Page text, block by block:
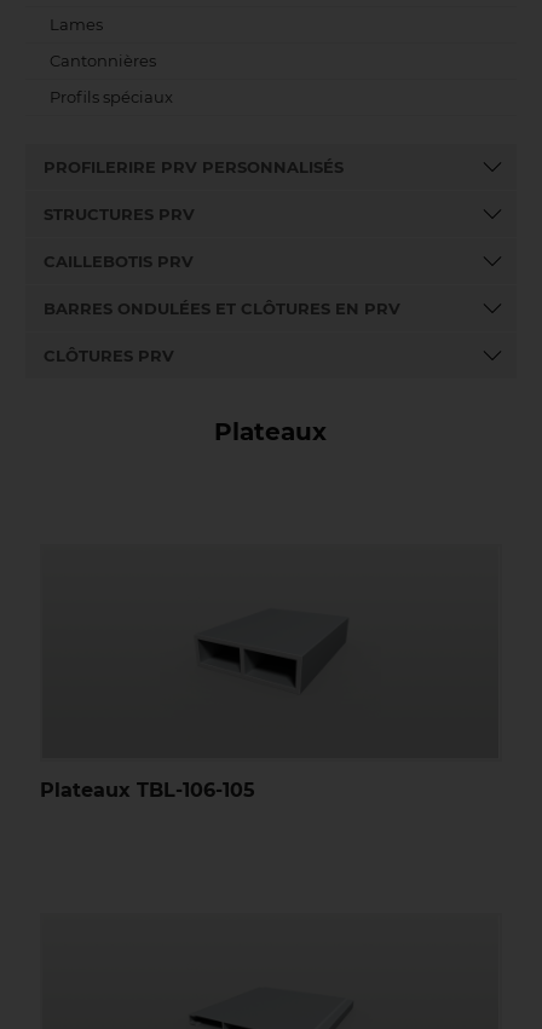
Lames
Cantonnières
Profils spéciaux
PROFILERIRE PRV PERSONNALISÉS
STRUCTURES PRV
CAILLEBOTIS PRV
BARRES ONDULÉES ET CLÔTURES EN PRV
CLÔTURES PRV
Plateaux
Plateaux TBL-106-105